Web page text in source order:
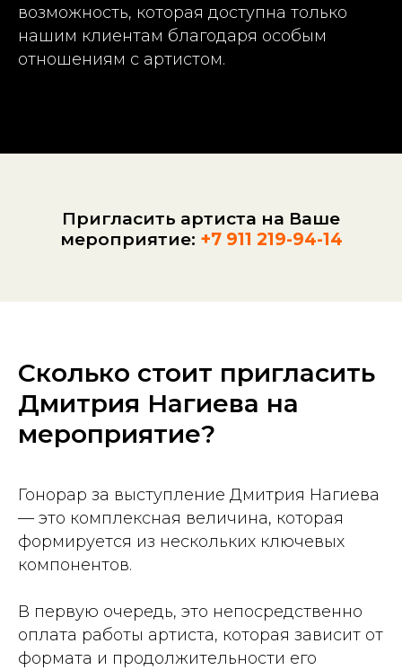
возможность, которая доступна только
нашим клиентам благодаря особым
отношениям с артистом.
Пригласить артиста на Ваше
мероприятие: +7 911 219-94-14
Сколько стоит пригласить
Дмитрия Нагиева на
мероприятие?
Гонорар за выступление Дмитрия Нагиева
— это комплексная величина, которая
формируется из нескольких ключевых
компонентов.
В первую очередь, это непосредственно
оплата работы артиста, которая зависит от
формата и продолжительности его